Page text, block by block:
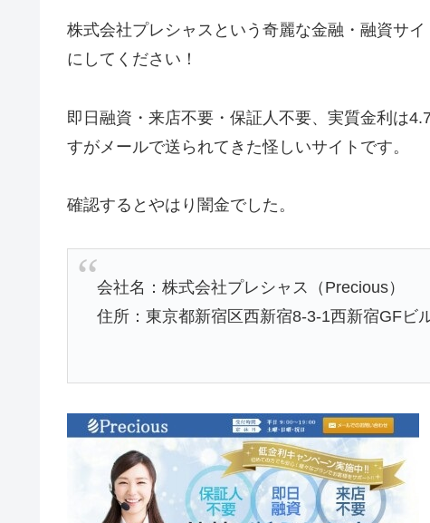
株式会社プレシャスという奇麗な金融・融資サ
にしてください！
即日融資・来店不要・保証人不要、実質金利は
すがメールで送られてきた怪しいサイトです。
確認するとやはり闇金でした。
会社名：株式会社プレシャス（Precious）
住所：東京都新宿区西新宿8-3-1西新宿GFビ